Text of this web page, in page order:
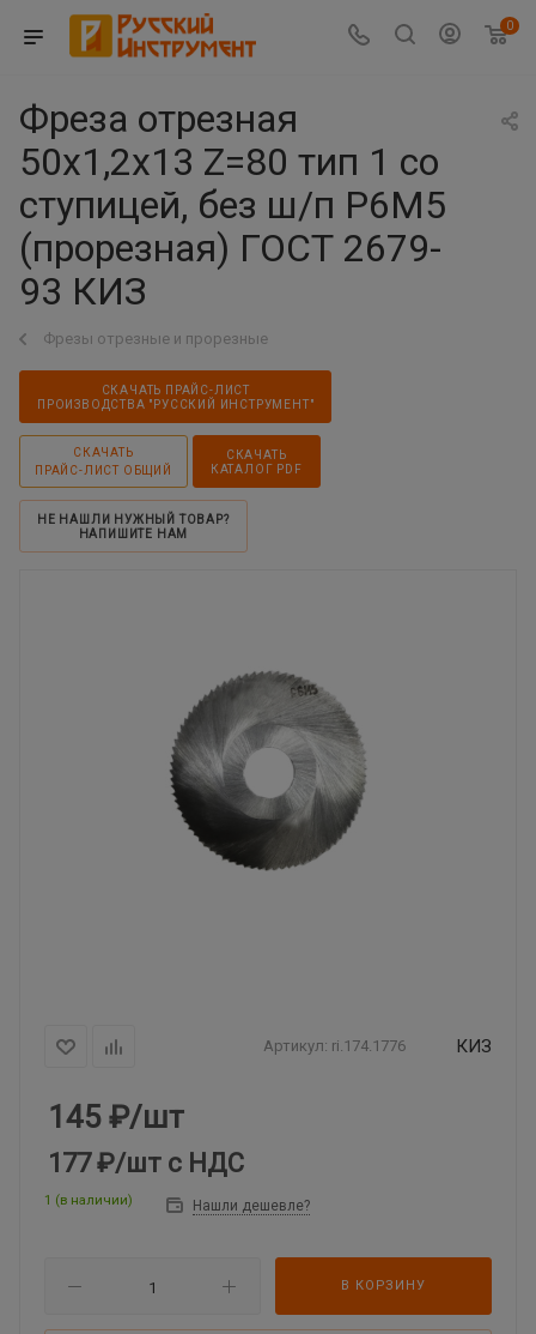
0
Фреза отрезная
50х1,2х13 Z=80 тип 1 со
ступицей, без ш/п Р6М5
(прорезная) ГОСТ 2679-
93 КИЗ
Фрезы отрезные и прорезные
СКАЧАТЬ ПРАЙС-ЛИСТ
ПРОИЗВОДСТВА "РУССКИЙ ИНСТРУМЕНТ"
СКАЧАТЬ
ПРАЙС-ЛИСТ ОБЩИЙ
СКАЧАТЬ
КАТАЛОГ PDF
НЕ НАШЛИ НУЖНЫЙ ТОВАР?
НАПИШИТЕ НАМ
Артикул: ri.174.1776 КИЗ
145 ₽/шт
177 ₽/шт с НДС
1 (в наличии) Нашли дешевле?
В КОРЗИНУ